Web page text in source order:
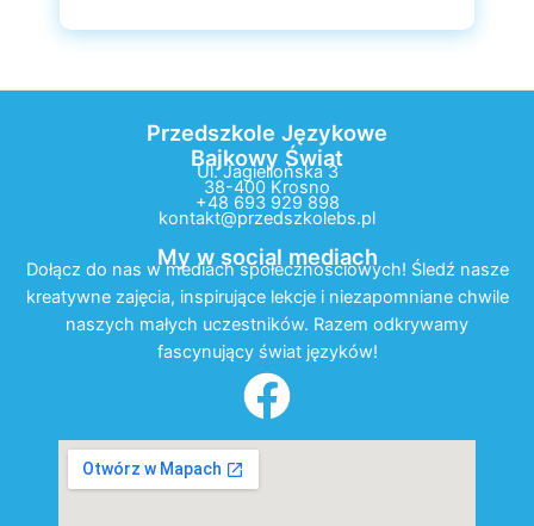
Przedszkole Językowe
Bajkowy Świat
Ul. Jagiellońska 3
38-400 Krosno
+48 693 929 898
kontakt@przedszkolebs.pl
My w social mediach
Dołącz do nas w mediach społecznościowych! Śledź nasze
kreatywne zajęcia, inspirujące lekcje i niezapomniane chwile
naszych małych uczestników. Razem odkrywamy
fascynujący świat języków!